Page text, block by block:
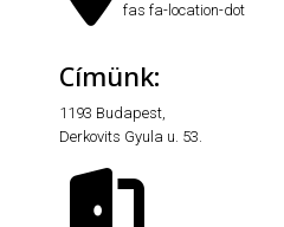
fas fa-location-dot
Címünk:
1193 Budapest,
Derkovits Gyula u. 53.